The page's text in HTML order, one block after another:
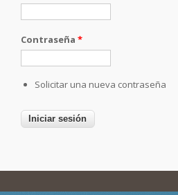
Contraseña *
Solicitar una nueva contraseña